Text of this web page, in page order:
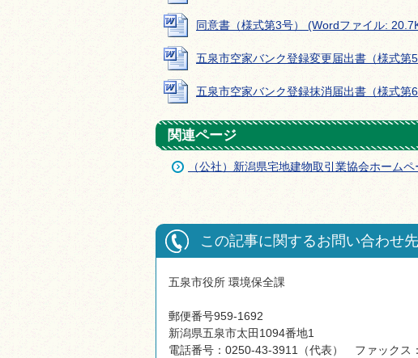
同意書（様式第3号） (Wordファイル:
五泉市空家バンク登録変更届出書（様式第
五泉市空家バンク登録抹消届出書（様式第
関連ページ
（公社）新潟県宅地建物取引業協会ホームペ
この記事に関するお問い合わせ先
五泉市役所 環境保全課
郵便番号959-1692
新潟県五泉市太田1094番地1
電話番号：0250-43-3911（代表） ファックス